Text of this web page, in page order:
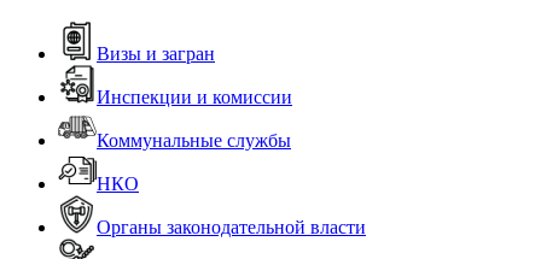
Визы и загран
Инспекции и комиссии
Коммунальные службы
НКО
Органы законодательной власти